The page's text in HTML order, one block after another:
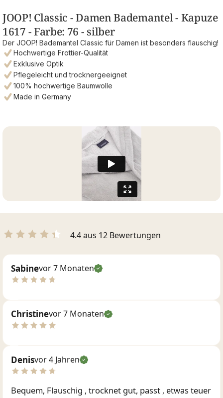
JOOP! Classic - Damen Bademantel - Kapuze
1617 - Farbe: 76 - silber
Der JOOP! Bademantel Classic für Damen ist besonders flauschig!
Hochwertige Frottier-Qualität
Exklusive Optik
Pflegeleicht und trocknergeeignet
100% hochwertige Baumwolle
Made in Germany
4.4 aus 12 Bewertungen
Sabinevor 7 Monaten
Christinevor 7 Monaten
Denisvor 4 Jahren
Bequem, Flauschig , trocknet gut, passt , etwas teuer